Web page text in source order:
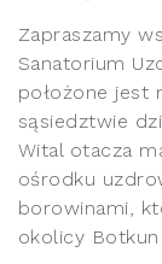
Zapraszamy
Sanatorium
położone jest
sąsiedztwie
Wital otacza
ośrodku
borowinami,
okolicy Botkun